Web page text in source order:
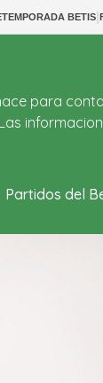
BETIS|
para
Partidos del